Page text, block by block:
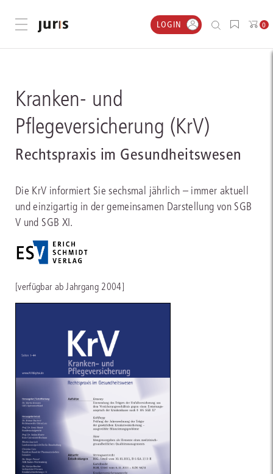
Menü öffnen LOGIN 0
Kranken- und
Pflegeversicherung (KrV)
Rechtspraxis im Gesundheitswesen
Die KrV informiert Sie sechsmal jährlich – immer aktuell
und einzigartig in der gemeinsamen Darstellung von SGB
V und SGB XI.
[verfügbar ab Jahrgang 2004]